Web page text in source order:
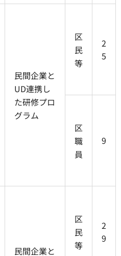
民間企業と
UD連携し
た研修プロ
グラム
区
民
等
2
5
区
職
員
9
民間企業と
区
民
等
2
9